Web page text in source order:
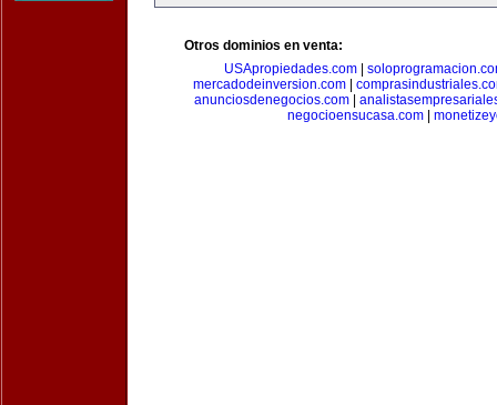
Otros dominios en venta:
USApropiedades.com
mercadodeinversion.com
anunciosdenegocios.com|
negocioensucasa.com|